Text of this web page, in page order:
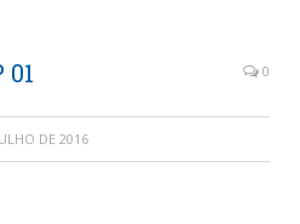
0
DE 2016